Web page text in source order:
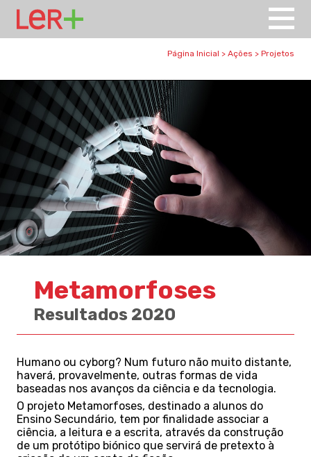
Página Inicial > Ações > Projetos
Metamorfoses
Resultados 2020
Humano ou cyborg? Num futuro não muito distante,
haverá, provavelmente, outras formas de vida
baseadas nos avanços da ciência e da tecnologia.
O projeto Metamorfoses, destinado a alunos do
Ensino Secundário, tem por finalidade associar a
ciência, a leitura e a escrita, através da construção
de um protótipo biónico que servirá de pretexto à